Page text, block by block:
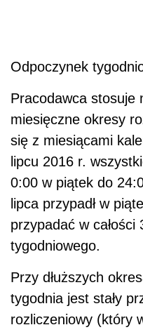
Odpoczynek
Pracodawca stosuje
miesięczne okresy
się z miesiącami
lipcu 2016 r.
0:00 w piątek do
lipca przypadł w
przypadać w
tygodniowego.
Przy dłuższych
tygodnia jest stały
rozliczeniowy (który